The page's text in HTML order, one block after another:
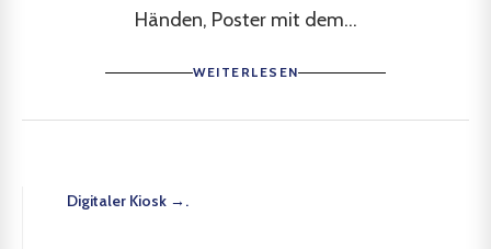
Händen, Poster mit dem...
WEITERLESEN
Digitaler Kiosk →.